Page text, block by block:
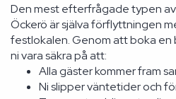
Den mest efterfrågade typen
Öckerö är själva förflyttningen
festlokalen. Genom att boka en
ni vara säkra på att:
Alla gäster kommer fram
Ni slipper väntetider och